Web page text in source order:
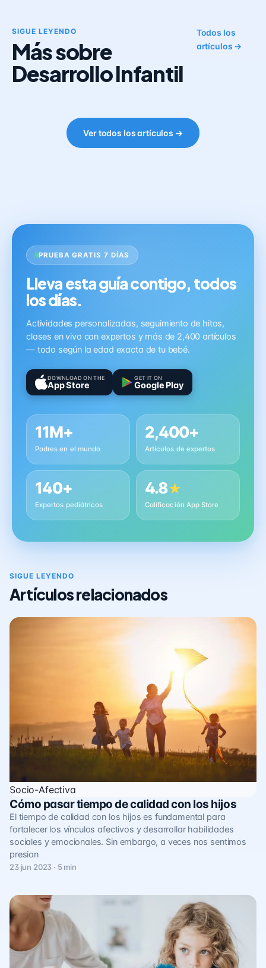
SIGUE LEYENDO
Más sobre
Desarrollo Infantil
Todos los
artículos →
Ver todos los artículos →
PRUEBA GRATIS 7 DÍAS
Lleva esta guía contigo, todos
los días.
Actividades personalizadas, seguimiento de hitos,
clases en vivo con expertos y más de 2,400 artículos
— todo según la edad exacta de tu bebé.
DOWNLOAD ON THE
App Store
GET IT ON
Google Play
11M+
Padres en el mundo
2,400+
Artículos de expertos
140+
Expertos pediátricos
4.8★
Calificación App Store
SIGUE LEYENDO
Artículos relacionados
Socio-Afectiva
Cómo pasar tiempo de calidad con los hijos
El tiempo de calidad con los hijos es fundamental para
fortalecer los vínculos afectivos y desarrollar habilidades
sociales y emocionales. Sin embargo, a veces nos sentimos
presion
23 jun 2023 · 5 min